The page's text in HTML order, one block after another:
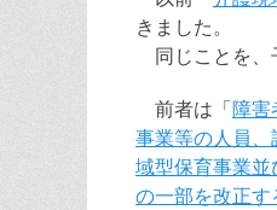
きました。
同じことを、
前者は「障害
事業等の人員
域型保育事業
の一部を改正す